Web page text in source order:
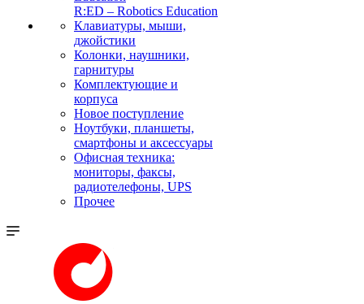
R:ED – Robotics Education
Клавиатуры, мыши,
джойстики
Колонки, наушники,
гарнитуры
Комплектующие и
корпуса
Новое поступление
Ноутбуки, планшеты,
смартфоны и аксессуары
Офисная техника:
мониторы, факсы,
радиотелефоны, UPS
Прочее